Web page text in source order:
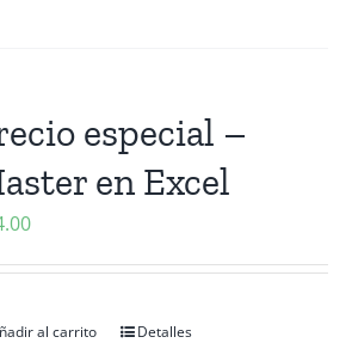
especial –
en Excel
al carrito Detalles